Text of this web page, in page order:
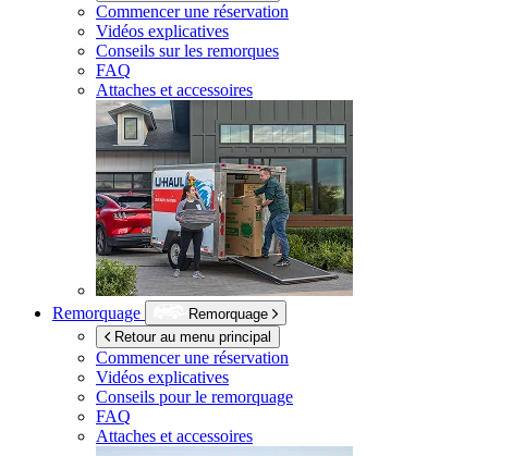
Commencer une réservation
Vidéos explicatives
Conseils sur les remorques
FAQ
Attaches et accessoires
Remorquage
Remorquage
Retour au menu principal
Commencer une réservation
Vidéos explicatives
Conseils pour le remorquage
FAQ
Attaches et accessoires